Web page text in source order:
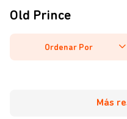
Old Prince
Ordenar Por